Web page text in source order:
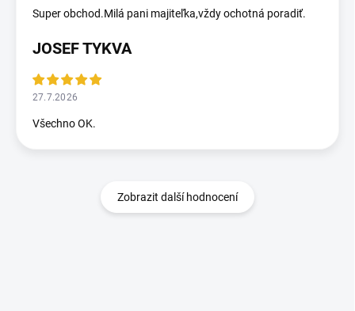
Super obchod.Milá pani majiteľka,vždy ochotná poradiť.
JOSEF TYKVA
27.7.2026
Všechno OK.
Zobrazit další hodnocení